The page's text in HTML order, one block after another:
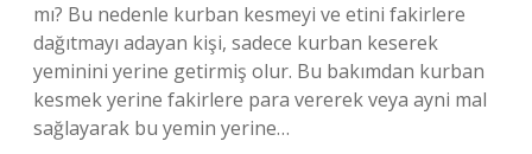
mı? Bu nedenle kurban kesmeyi ve etini fakirlere
dağıtmayı adayan kişi, sadece kurban keserek
yeminini yerine getirmiş olur. Bu bakımdan kurban
kesmek yerine fakirlere para vererek veya ayni mal
sağlayarak bu yemin yerine…